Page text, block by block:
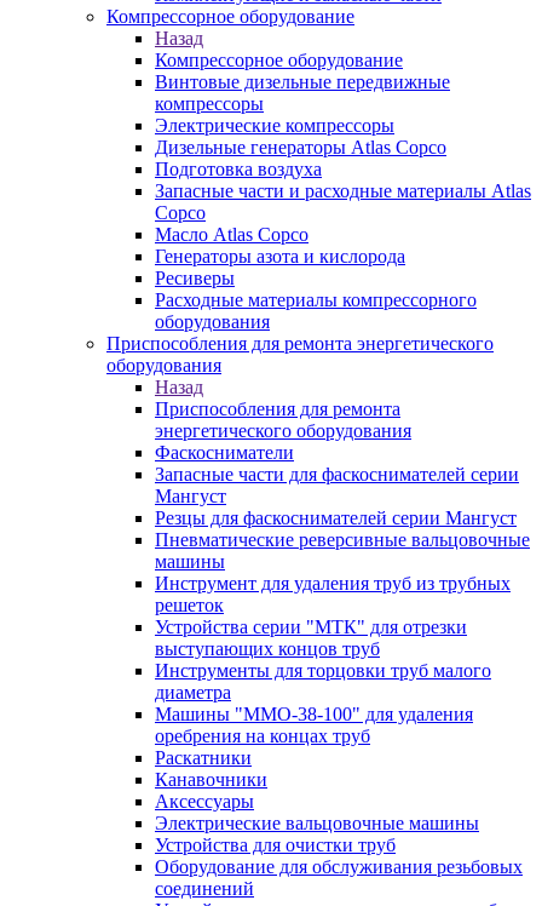
Компрессорное оборудование
Назад
Компрессорное оборудование
Винтовые дизельные передвижные
компрессоры
Электрические компрессоры
Дизельные генераторы Atlas Copco
Подготовка воздуха
Запасные части и расходные материалы Atlas
Copco
Масло Atlas Copco
Генераторы азота и кислорода
Ресиверы
Расходные материалы компрессорного
оборудования
Приспособления для ремонта энергетического
оборудования
Назад
Приспособления для ремонта
энергетического оборудования
Фаскосниматели
Запасные части для фаскоснимателей серии
Мангуст
Резцы для фаскоснимателей серии Мангуст
Пневматические реверсивные вальцовочные
машины
Инструмент для удаления труб из трубных
решеток
Устройства серии "МТК" для отрезки
выступающих концов труб
Инструменты для торцовки труб малого
диаметра
Машины "ММО-38-100" для удаления
оребрения на концах труб
Раскатники
Канавочники
Аксессуары
Электрические вальцовочные машины
Устройства для очистки труб
Оборудование для обслуживания резьбовых
соединений